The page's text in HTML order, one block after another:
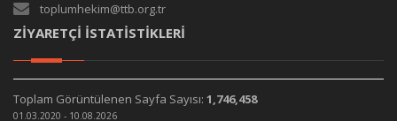
toplumhekim@ttb.org.tr
ZİYARETÇİ İSTATİSTİKLERİ
Toplam Görüntülenen Sayfa Sayısı: 1,746,458
01.03.2020 - 10.08.2026